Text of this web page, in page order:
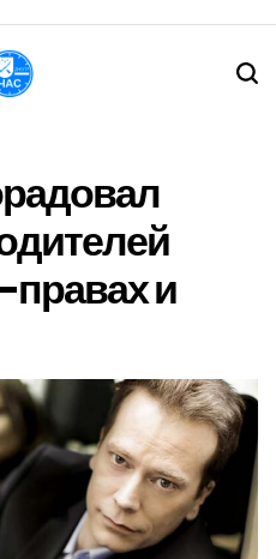
и